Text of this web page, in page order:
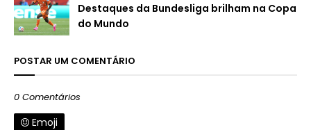
Destaques da Bundesliga brilham na Copa
do Mundo
POSTAR UM COMENTÁRIO
0 Comentários
Emoji